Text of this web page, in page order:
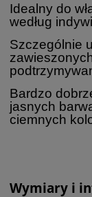
Idealny do
według
Szczególnie
Bardzo
jasnych
ciemnych
Wymiary i